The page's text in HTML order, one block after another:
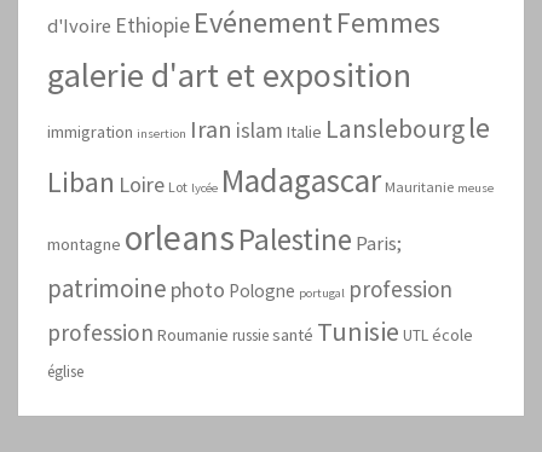
d'Ivoire Ethiopie EvénementFemmes
galerie d'art et exposition
immigration insertion Iran islam Italie Lanslebourgle
Liban Loire Lot lycée Madagascar Mauritanie meuse
montagne orleansPalestine Paris;
patrimoine photo Pologne portugal profession
profession Roumanie russiesanté Tunisie UTLécole
église